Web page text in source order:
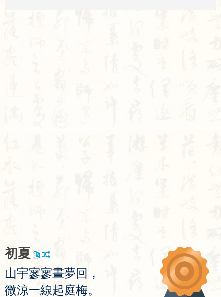
初夏
山宇寥寥晝夢回 ，
微涼一線起庭梅。